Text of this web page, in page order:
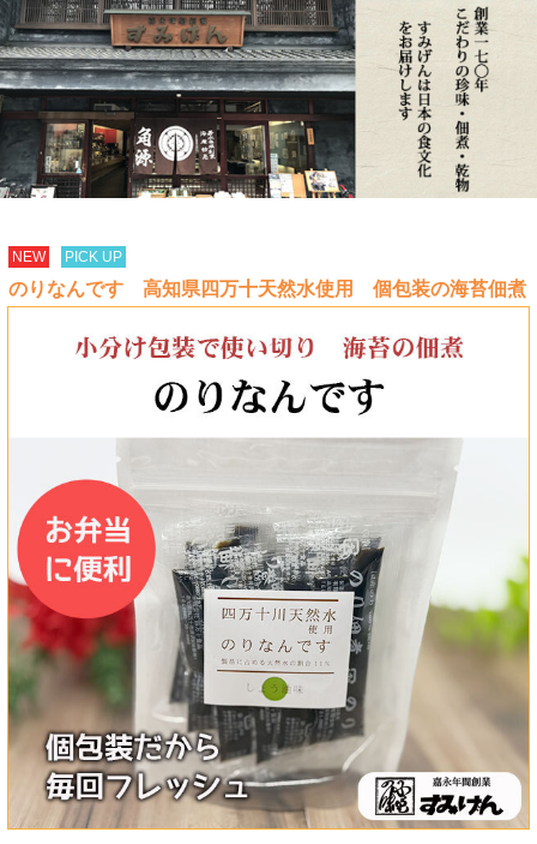
NEW PICK UP
のりなんです 高知県四万十天然水使用 個包装の海苔佃煮